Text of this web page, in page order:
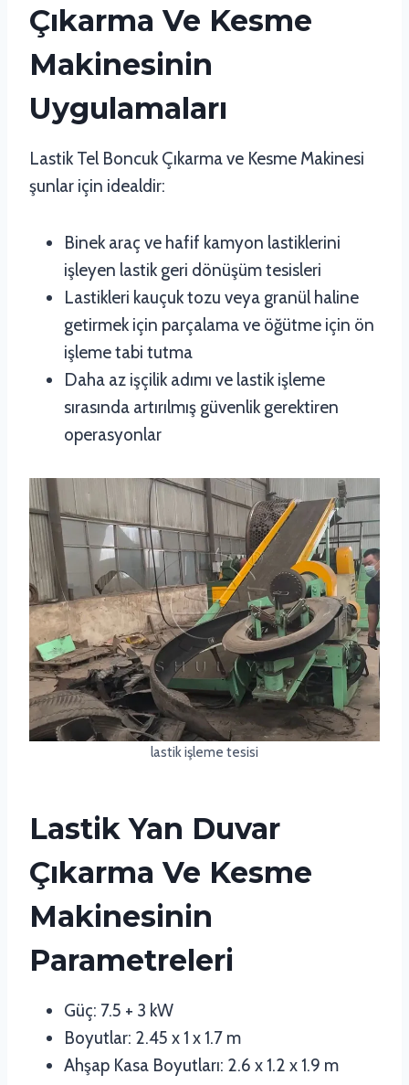
Çıkarma Ve Kesme
Makinesinin
Uygulamaları
Lastik Tel Boncuk Çıkarma ve Kesme Makinesi
şunlar için idealdir:
Binek araç ve hafif kamyon lastiklerini
işleyen lastik geri dönüşüm tesisleri
Lastikleri kauçuk tozu veya granül haline
getirmek için parçalama ve öğütme için ön
işleme tabi tutma
Daha az işçilik adımı ve lastik işleme
sırasında artırılmış güvenlik gerektiren
operasyonlar
lastik işleme tesisi
Lastik Yan Duvar
Çıkarma Ve Kesme
Makinesinin
Parametreleri
Güç: 7.5 + 3 kW
Boyutlar: 2.45 x 1 x 1.7 m
Ahşap Kasa Boyutları: 2.6 x 1.2 x 1.9 m